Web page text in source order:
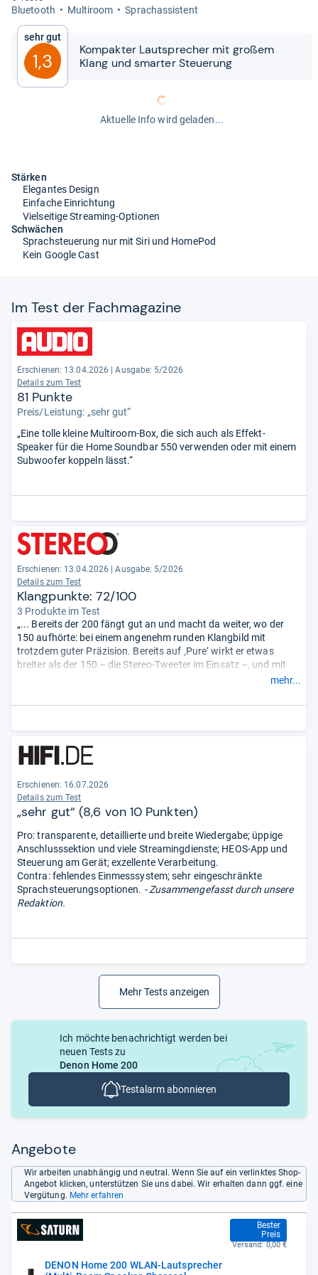
Blue­tooth
Mul­ti­room Sprachas­sis­tent
Sehr gut
1,3
Kom­pak­ter Laut­spre­cher mit großem
Klang und smar­ter Steue­rung
Aktuelle Info wird geladen...
Stärken
Elegantes Design
Einfache Einrichtung
Vielseitige Streaming-Optionen
Schwächen
Sprachsteuerung nur mit Siri und HomePod
Kein Google Cast
Im Test der Fach­ma­ga­zine
Erschienen: 13.04.2026
Ausgabe: 5/2026
Details zum Test
81 Punkte
Preis/Leistung: „sehr gut“
„Eine tolle kleine Multiroom-Box, die sich auch als Effekt-
Speaker für die Home Soundbar 550 verwenden oder mit einem
Subwoofer koppeln lässt.“
Erschienen: 13.04.2026
Ausgabe: 5/2026
Details zum Test
Klangpunkte: 72/100
3 Produkte im Test
„... Bereits der 200 fängt gut an und macht da weiter, wo der
150 aufhörte: bei einem angenehm runden Klangbild mit
trotzdem guter Präzision. Bereits auf ‚Pure‘ wirkt er etwas
breiter als der 150 – die Stereo-Tweeter im Einsatz –, und mit
‚Auto‘ umso mehr. Zudem klingt der neue Home 200 dann voller
mehr...
Erschienen: 16.07.2026
Details zum Test
„sehr gut“ (8,6 von 10 Punkten)
Pro: transparente, detaillierte und breite Wiedergabe; üppige
Anschlusssektion und viele Streamingdienste; HEOS-App und
Steuerung am Gerät; exzellente Verarbeitung.
Contra: fehlendes Einmesssystem; sehr eingeschränkte
Sprachsteuerungsoptionen. - Zusammengefasst durch unsere
Redaktion.
Mehr Tests anzeigen
Ich möchte benachrichtigt werden bei
neuen Tests zu
Denon Home 200
Testalarm abonnieren
Angebote
Wir arbeiten unabhängig und neutral. Wenn Sie auf ein verlinktes Shop-
Angebot klicken, unterstützen Sie uns dabei. Wir erhalten dann ggf. eine
Vergütung. Mehr erfahren
DENON Home 200 WLAN-Lautsprecher
Bester
Preis
349,00 €
Versand: 0,00 €